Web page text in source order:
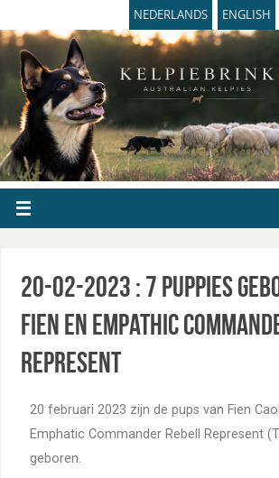
NEDERLANDS ENGLISH
20-02-2023 : 7 puppies
Fien en Empathic
Represent
20 februari 2023 zijn de pups van Fien
Emphatic Commander Rebell Represent
geboren.